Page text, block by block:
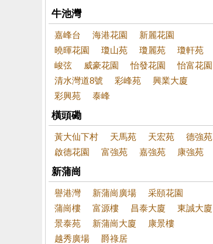
牛池灣
嘉峰台 海港花園
新麗花園
曉暉花園
瓊山苑 瓊麗苑
瓊軒苑
峻弦
威豪花園 怡發花園
怡富花園
清水灣道8號
彩峰苑
興業大廈
彩興苑
泰峰
橫頭磡
黃大仙下村 天馬苑 天宏苑
德強苑
啟德花園
富強苑 嘉強苑 康強苑
新蒲崗
譽港灣 新蒲崗廣場
采頤花園
蒲崗樓
富源樓 昌泰大廈
東誠大廈
景泰苑
新蒲崗大廈
康景樓
越秀廣場
爵祿居